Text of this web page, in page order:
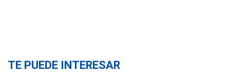
TE PUEDE INTERESAR